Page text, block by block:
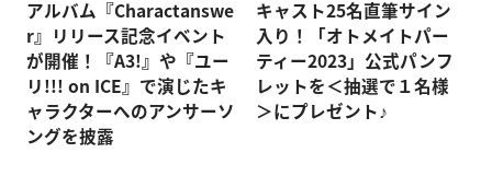
アルバム『Charactanswe
r』リリース記念イベント
が開催！『A3!』や『ユー
リ!!! on ICE』で演じたキ
ャラクターへのアンサーソ
ングを披露
キャスト25名直筆サイン
入り！「オトメイトパー
ティー2023」公式パンフ
レットを＜抽選で１名様
＞にプレゼント♪